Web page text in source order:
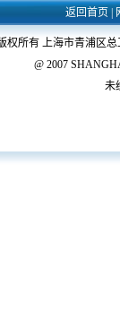
返回首页
权所有 上海市青浦区
@ 2007
未